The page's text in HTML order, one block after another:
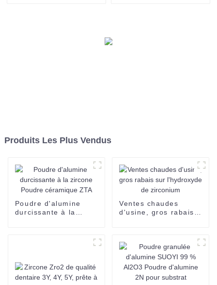
Produits Les Plus Vendus
Poudre d'alumine
durcissante à la
Ventes chaudes
d'usine, gros rabais